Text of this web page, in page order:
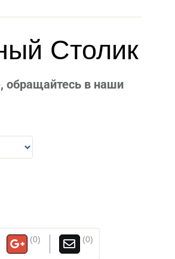
Столик
обращайтесь в наши
(0) (0)